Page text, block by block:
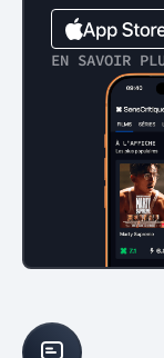
EN SAVOIR